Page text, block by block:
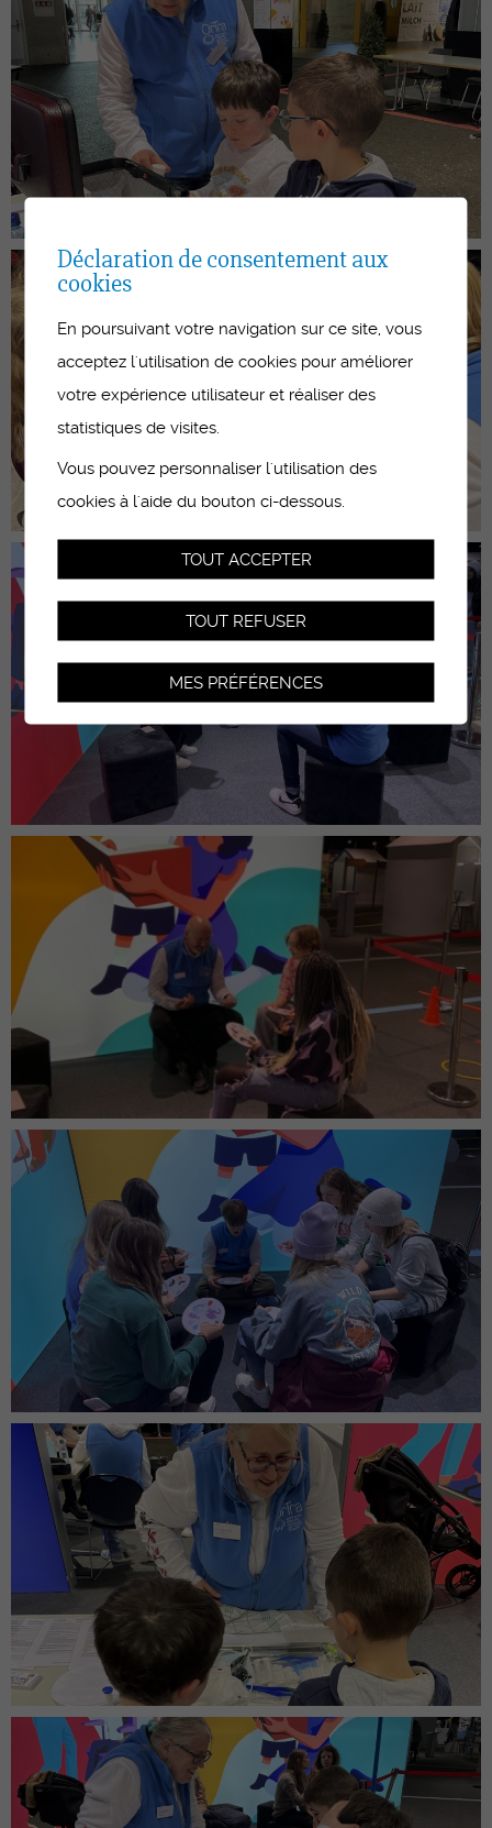
Déclaration de consentement aux
cookies
En poursuivant votre navigation sur ce site, vous
acceptez l'utilisation de cookies pour améliorer
votre expérience utilisateur et réaliser des
statistiques de visites.
Vous pouvez personnaliser l'utilisation des
cookies à l'aide du bouton ci-dessous.
TOUT ACCEPTER
TOUT REFUSER
MES PRÉFÉRENCES